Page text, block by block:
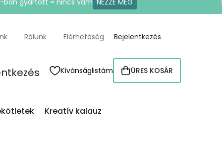
ban gyártott = nincs vám NÉZZE MEG
Rólunk Elérhetőség Bejelentkezés
Kívánságlistám KOSÁR
ÜRES KOSÁR
Kreatív kalauz